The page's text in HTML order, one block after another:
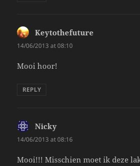
Keytothefuture
14/06/2013 at 08:10
Mooi hoor!
REPLY
Nicky
14/06/2013 at 08:16
Mooi!!! Misschien moet ik deze